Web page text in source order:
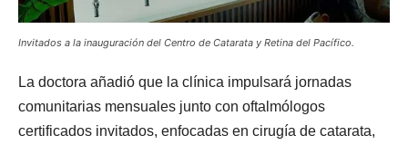
Invitados a la inauguración del Centro de Catarata y Retina del Pacífico.
La doctora añadió que la clínica impulsará jornadas
comunitarias mensuales junto con oftalmólogos
certificados invitados, enfocadas en cirugía de catarata,